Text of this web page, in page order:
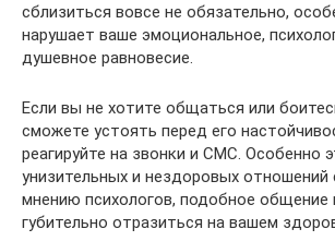
сблизиться вовсе не обязательно,
нарушает ваше эмоциональное,
душевное равновесие.
Если вы не хотите общаться или
сможете устоять перед его
реагируйте на звонки и СМС. Особенно
унизительных и нездоровых
мнению психологов, подобное
губительно отразиться на вашем